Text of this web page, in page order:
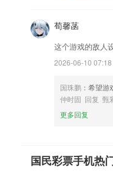
荀馨菡
这个游戏的敌人
2026-06-10 07:18
国珠鹏 ：希望
仲时固 回复 甄
更多回复
国民彩票手机热